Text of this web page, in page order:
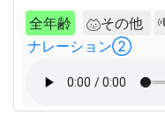
全年齢
その他
ナレーション②